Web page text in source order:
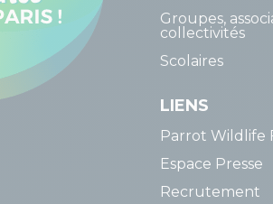
Groupes,
collectivités
Scolaires
LIENS
Parrot Wildlife
Espace Presse
Recrutement